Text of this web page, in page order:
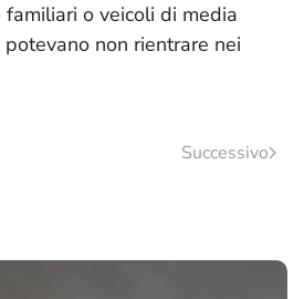
o veicoli di media
non rientrare nei
Successivo